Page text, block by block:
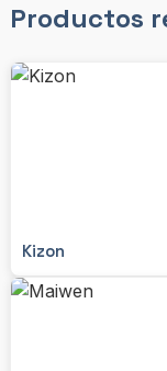
Productos
Kizon